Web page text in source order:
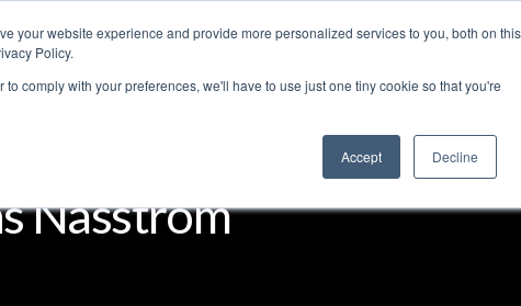
your website experience and provide more personalized services to you, both on
Policy.
comply with your preferences, we'll have to use just one tiny cookie so that you're
Accept Decline
Lederpodden Om oss Logg inn
Näsström